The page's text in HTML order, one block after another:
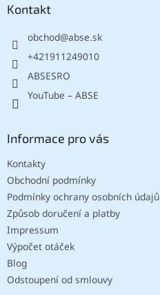
Kontakt
obchod@abse.sk
+421911249010
ABSESRO
YouTube – ABSE
Informace pro vás
Kontakty
Obchodní podmínky
Podmínky ochrany osobních údajů
Způsob doručení a platby
Impressum
Výpočet otáček
Blog
Odstoupení od smlouvy